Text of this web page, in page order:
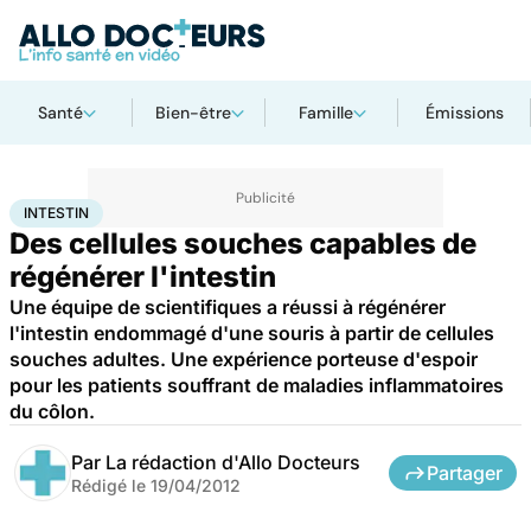
Santé Bien-être Famille Émissions
AccueilSanté
INTESTIN
Des cellules souches capables de
régénérer l'intestin
Une équipe de scientifiques a réussi à régénérer
l'intestin endommagé d'une souris à partir de cellules
souches adultes. Une expérience porteuse d'espoir
pour les patients souffrant de maladies inflammatoires
du côlon.
Par La rédaction d'Allo Docteurs
Rédigé le 19/04/2012
Partager